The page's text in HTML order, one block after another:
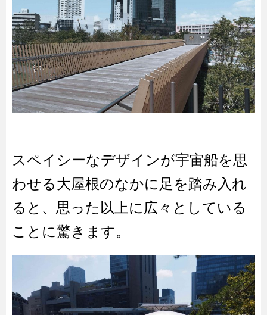
スペイシーなデザインが宇宙船を思
わせる大屋根のなかに足を踏み入れ
ると、思った以上に広々としている
ことに驚きます。